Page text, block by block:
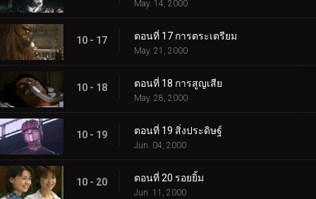
May. 14, 2000
10 - 17 ตอนที่ 17 การตระเตรียม
May. 21, 2000
10 - 18 ตอนที่ 18 การสูญเสีย
May. 28, 2000
10 - 19 ตอนที่ 19 สิ่งประดิษฐ์
Jun. 04, 2000
10 - 20 ตอนที่ 20 รอยยิ้ม
Jun. 11, 2000